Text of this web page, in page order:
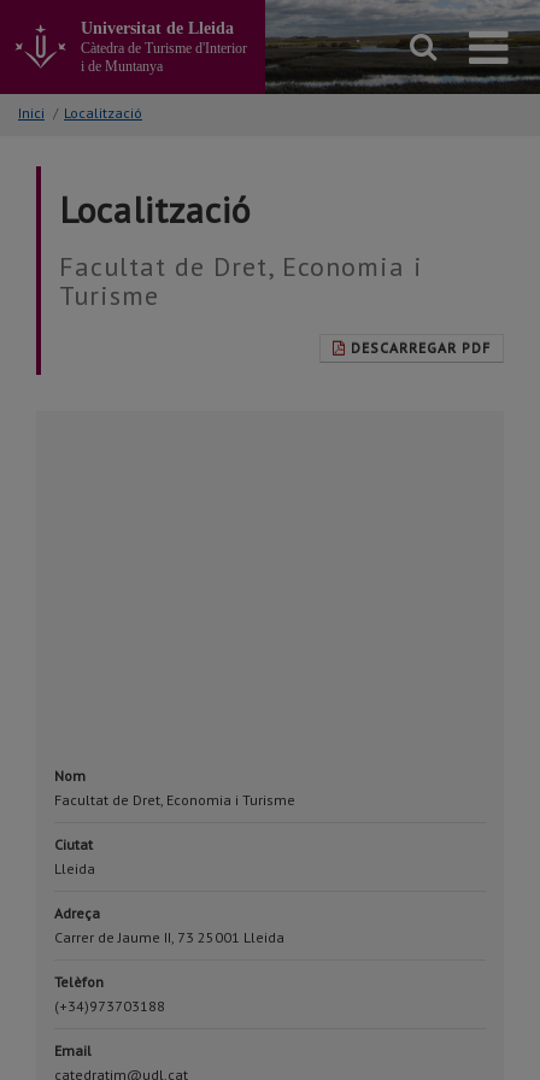
contingut
Universitat de Lleida
Càtedra de Turisme d'Interior
i de Muntanya
Inici / Localització
Localització
Facultat de Dret, Economia i
Turisme
DESCARREGAR PDF
Nom
Facultat de Dret, Economia i Turisme
Ciutat
Lleida
Adreça
Carrer de Jaume II, 73 25001 Lleida
Telèfon
(+34)973703188
Email
catedratim@udl.cat